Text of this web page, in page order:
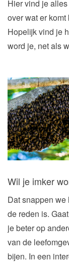
Hier vind je
over wat er
Hopelijk vind je
word je, net als
Wil je imker
Dat snappen we
de reden is.
je beter op
van de
bijen. In een